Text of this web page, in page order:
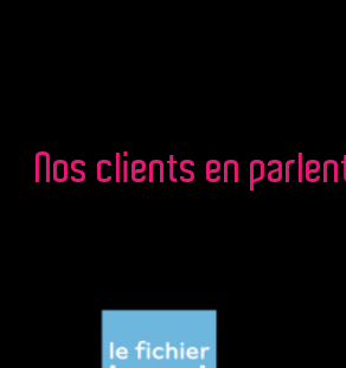
Nos clients en